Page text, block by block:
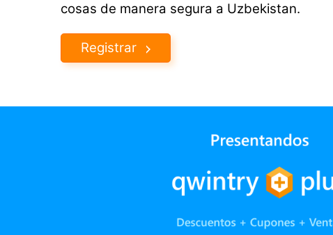
cosas de manera segura a Uzbekistan.
Registrar